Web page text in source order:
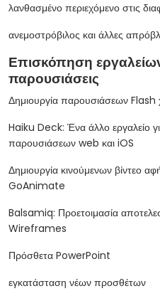
λανθασμένο περιεχόμενο στις
ανεμοστρόβιλος και άλλες
Επισκόπηση
παρουσιάσεις
Δημιουργία παρουσιάσεων Flash
Haiku Deck: Ένα άλλο εργαλείο
παρουσιάσεων web και iOS
Δημιουργία κινούμενων βίντεο
GoAnimate
Balsamiq: Προετοιμασία
Wireframes
Πρόσθετα PowerPoint
εγκατάσταση νέων προσθέτων